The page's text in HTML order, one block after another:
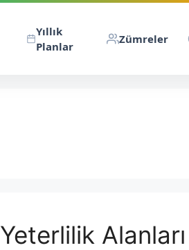
Yıllık
Planlar
Zümreler